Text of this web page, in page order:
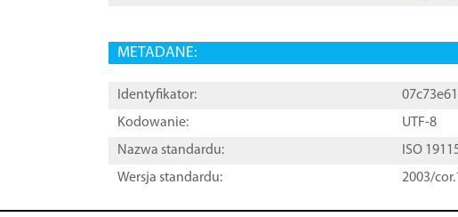
METADANE:
Identyfikator:
Kodowanie:
UTF-8
Nazwa standardu:
ISO
Wersja standardu:
2003/